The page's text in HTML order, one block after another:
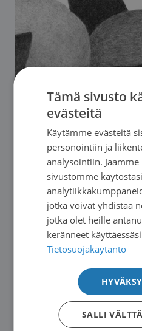
01.09.2026
Verkkotapaaminen
leukemiaa sairastaville
Tämä sivusto
evästeitä
Käytämme evästeitä
personointiin ja
analysointiin.
sivustomme
jotka voivat yhdistää
jotka olet heille
keränneet
Tietosuojakäytäntö
SALLI